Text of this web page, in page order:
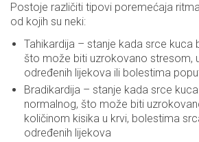
Postoje različiti tipovi poremećaja
od kojih su neki:
Tahikardija – stanje kada srce kuca
što može biti uzrokovano stresom,
određenih lijekova ili bolestima
Bradikardija – stanje kada srce
normalnog, što može biti
količinom kisika u krvi, bolestima
određenih lijekova